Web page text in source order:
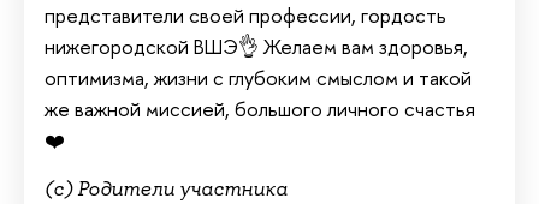
представители своей профессии, гордость
нижегородской ВШЭ👌 Желаем вам здоровья,
оптимизма, жизни с глубоким смыслом и такой
же важной миссией, большого личного счастья
❤️
(с) Родители участника